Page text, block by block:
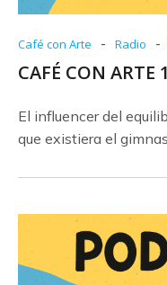
Café con Arte - Radio -
CAFÉ CON ARTE
El influencer del
que existiera el